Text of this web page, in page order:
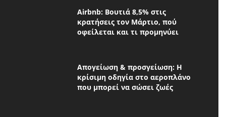
Airbnb: Βουτιά 8,5% στις
κρατήσεις τον Μάρτιο, πού
οφείλεται και τι προμηνύει
Απογείωση & προσγείωση: Η
κρίσιμη οδηγία στο αεροπλάνο
που μπορεί να σώσει ζωές